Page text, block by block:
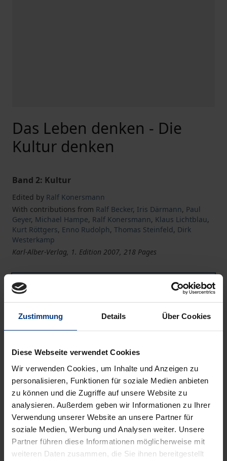
Zustimmung Details Über Cookies
Diese Webseite verwendet Cookies
Wir verwenden Cookies, um Inhalte und Anzeigen zu
personalisieren, Funktionen für soziale Medien anbieten
zu können und die Zugriffe auf unsere Website zu
analysieren. Außerdem geben wir Informationen zu Ihrer
Verwendung unserer Website an unsere Partner für
soziale Medien, Werbung und Analysen weiter. Unsere
Partner führen diese Informationen möglicherweise mit
weiteren Daten zusammen, die Sie ihnen bereitgestellt
Das Leben denken - Die
Kultur denken
Band 2: Kultur
Edited by Ralf Konersmann
With contributions from Ralf Becker, Iris Därmann, Paul
Geyer, Michael Hampe, Ralf Konersmann, Klaus Lichtblau,
Kurt Röttgers, Enno Rudolph, Thomas Steinfeld, Dirk
Westerkamp
Karl-Alber-Verlag, 1. Edition 2007, 218 Pages
Book
€34.00
ISBN 978-3-495-48284-1
Available
Prices include VAT. Depending on the delivery address, VAT
may vary at checkout.
Add to Cart
Add to Wish List
Delivery cost notice